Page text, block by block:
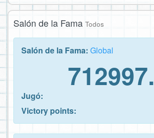
Salón de la Fama Todos
Salón de la Fama: Global
712997.
Jugó:
Victory points: